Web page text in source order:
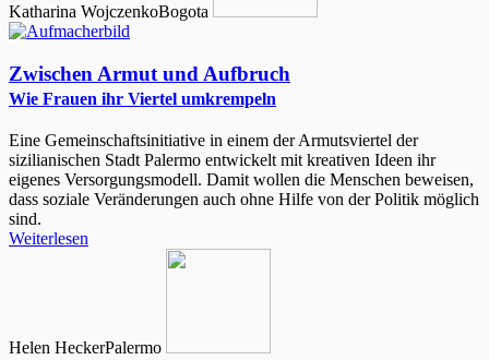
Katharina WojczenkoBogota
Zwischen Armut und Aufbruch
Wie Frauen ihr Viertel umkrempeln
Eine Gemeinschaftsinitiative in einem der Armutsviertel der
sizilianischen Stadt Palermo entwickelt mit kreativen Ideen ihr
eigenes Versorgungsmodell. Damit wollen die Menschen beweisen,
dass soziale Veränderungen auch ohne Hilfe von der Politik möglich
sind.
Weiterlesen
Helen HeckerPalermo